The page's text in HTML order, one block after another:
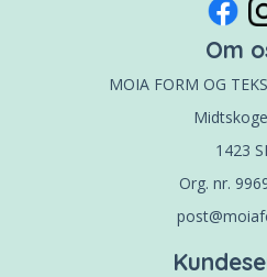
Om
MOIA FORM OG
1423
Org. nr.